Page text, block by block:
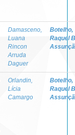
Damasceno,
Luana
Rincon
Arruda
Daguer
Botelho,
Raquel
Orlandin,
Lícia
Camargo
Botelho,
Raquel